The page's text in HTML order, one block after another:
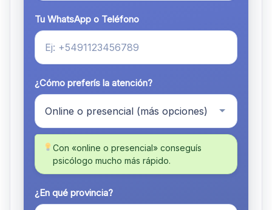
Tu WhatsApp o Teléfono
¿Cómo preferís la atención?
Con «online o presencial» conseguís
psicólogo mucho más rápido.
¿En qué provincia?